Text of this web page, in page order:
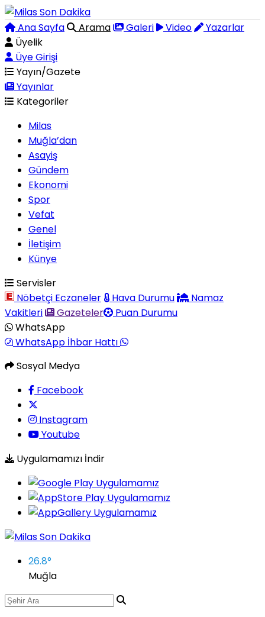
Ana Sayfa Arama Galeri Video
Yazarlar
Üyelik
Üye Girişi
Yayın/Gazete
Yayınlar
Kategoriler
Milas
Muğla’dan
Asayiş
Gündem
Ekonomi
Spor
Vefat
Genel
İletişim
Künye
Servisler
Nöbetçi Eczaneler
Hava Durumu
Namaz
Vakitleri
Gazeteler
Puan Durumu
WhatsApp
WhatsApp İhbar Hattı
Sosyal Medya
Facebook
Instagram
Youtube
Uygulamamızı İndir
26.8°
Muğla